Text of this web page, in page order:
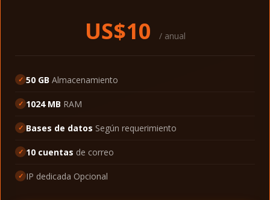
US$10 / anual
50 GB Almacenamiento
1024 MB RAM
Bases de datos Según requerimiento
10 cuentas de correo
IP dedicada Opcional